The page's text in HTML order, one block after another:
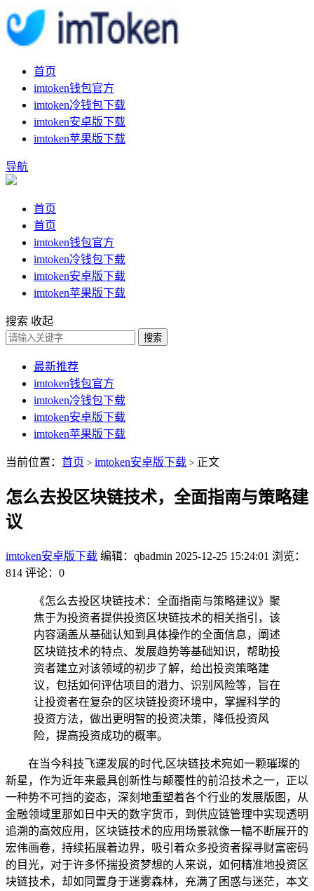
首页
imtoken钱包官方
imtoken冷钱包下载
imtoken安卓版下载
imtoken苹果版下载
导航
首页
首页
imtoken钱包官方
imtoken冷钱包下载
imtoken安卓版下载
imtoken苹果版下载
搜索 收起
搜索
最新推荐
imtoken钱包官方
imtoken冷钱包下载
imtoken安卓版下载
imtoken苹果版下载
当前位置： 首页 > imtoken安卓版下载 > 正文
怎么去投区块链技术，全面指南与策略建
议
imtoken安卓版下载 编辑：qbadmin 2025-12-25 15:24:01 浏览：
814 评论：0
《怎么去投区块链技术：全面指南与策略建议》聚
焦于为投资者提供投资区块链技术的相关指引，该
内容涵盖从基础认知到具体操作的全面信息，阐述
区块链技术的特点、发展趋势等基础知识，帮助投
资者建立对该领域的初步了解，给出投资策略建
议，包括如何评估项目的潜力、识别风险等，旨在
让投资者在复杂的区块链投资环境中，掌握科学的
投资方法，做出更明智的投资决策，降低投资风
险，提高投资成功的概率。
在当今科技飞速发展的时代,区块链技术宛如一颗璀璨的
新星，作为近年来最具创新性与颠覆性的前沿技术之一，正以
一种势不可挡的姿态，深刻地重塑着各个行业的发展版图，从
金融领域里那如日中天的数字货币，到供应链管理中实现透明
追溯的高效应用，区块链技术的应用场景就像一幅不断展开的
宏伟画卷，持续拓展着边界，吸引着众多投资者探寻财富密码
的目光，对于许多怀揣投资梦想的人来说，如何精准地投资区
块链技术，却如同置身于迷雾森林，充满了困惑与迷茫，本文